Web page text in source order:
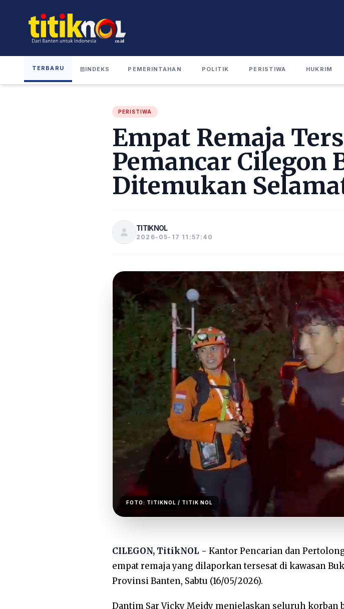
TERBARU INDEKS PEMERINTAHAN POLITIK PERISTIWA HUKRIM
PERISTIWA
Empat Remaja
Pemancar Cilegon
Ditemukan
TITIKNOL
2026-05-17 11:57:40
FOTO: TITIKNOL / TITIK NOL
CILEGON, TitikNOL - Kantor Pencarian dan
empat remaja yang dilaporkan tersesat di kawasan
Provinsi Banten, Sabtu (16/05/2026).
Dantim Sar Vicky Meidy menjelaskan seluruh korban